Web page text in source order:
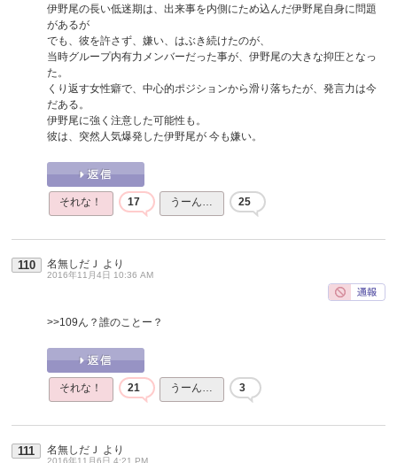
伊野尾の長い低迷期は、出来事を内側にため込んだ伊野尾自身に問題
があるが
でも、彼を許さず、嫌い、はぶき続けたのが、
当時グループ内有力メンバーだった事が、伊野尾の大きな抑圧となっ
た。
くり返す女性癖で、中心的ポジションから滑り落ちたが、発言力は今
だある。
伊野尾に強く注意した可能性も。
彼は、突然人気爆発した伊野尾が 今も嫌い。
それな！ 17 うーん… 25
110 名無しだＪ より
2016年11月4日 10:36 AM
>>109ん？誰のことー？
それな！ 21 うーん… 3
111 名無しだＪ より
2016年11月6日 4:21 PM